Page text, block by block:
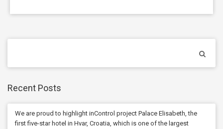
Recent Posts
We are proud to highlight inControl project Palace Elisabeth, the
first five-star hotel in Hvar, Croatia, which is one of the largest